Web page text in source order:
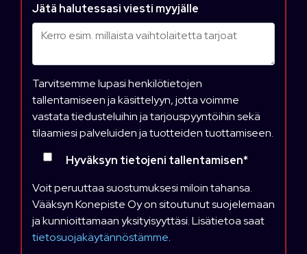
Jätä halutessasi viesti myyjälle
Tarvitsemme lupasi henkilötietojen
tallentamiseen ja käsittelyyn, jotta voimme
vastata tiedusteluihin ja tarjouspyyntöihin sekä
tilaamiesi palveluiden ja tuotteiden tuottamiseen.
Hyväksyn tietojeni tallentamisen*
Voit peruuttaa suostumuksesi miloin tahansa.
Vääksyn Konepiste Oy on sitoutunut suojelemaan
ja kunnioittamaan yksityisyyttäsi. Lisätietoa saat
tietosuojakäytännöstämme.